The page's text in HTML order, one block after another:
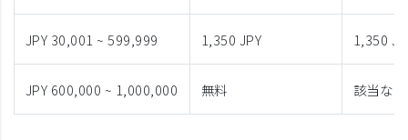
JPY 30,001 ~ 599,999 1,350 JPY 1,350
JPY 600,000 ~ 1,000,000 無料 該当なし